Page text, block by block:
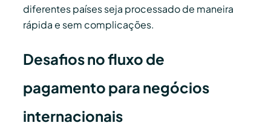
diferentes países seja processado de maneira
rápida e sem complicações.
Desafios no fluxo de
pagamento para negócios
internacionais